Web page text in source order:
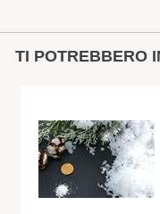
TI POTREBBERO